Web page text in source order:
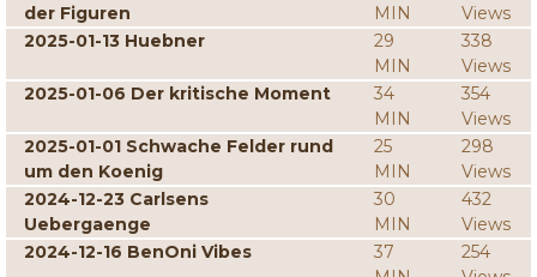
der Figuren
MIN
Views
2025-01-13 Huebner
29
MIN
338
Views
2025-01-06 Der kritische Moment
34
MIN
354
Views
2025-01-01 Schwache Felder rund
um den Koenig
25
MIN
298
Views
2024-12-23 Carlsens
Uebergaenge
30
MIN
432
Views
2024-12-16 BenOni Vibes
37
254